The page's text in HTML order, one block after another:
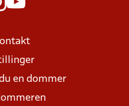
en dommer